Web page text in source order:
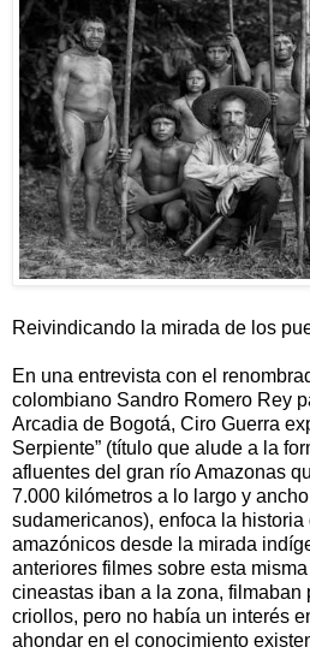
Reivindicando la mirada de los
En una entrevista con el
colombiano Sandro Romero Rey
Arcadia de Bogotá, Ciro Guerra
Serpiente” (título que alude a la
afluentes del gran río Amazonas
7.000 kilómetros a lo largo y
sudamericanos), enfoca la
amazónicos desde la mirada
anteriores filmes sobre esta
cineastas iban a la zona, filmaban
criollos, pero no había un interés
ahondar en el conocimiento